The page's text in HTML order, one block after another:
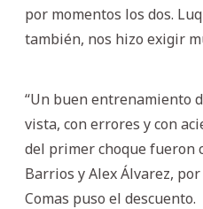
por momentos los dos.
también, nos hizo exigir
“Un buen entrenamiento
vista, con errores y con
del primer choque fueron
Barrios y Alex Álvarez,
Comas puso el descuento.